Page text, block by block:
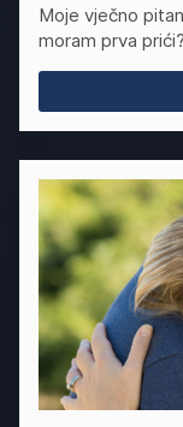
Moje vječno
moram prva